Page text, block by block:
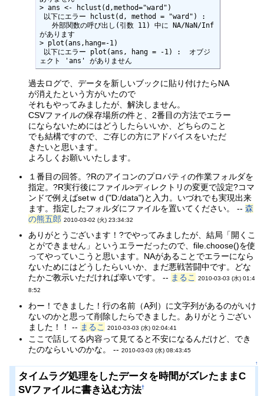
> ans <- hclust(d,method="ward")
があります
> plot(ans,hang=-1)
ェクト 'ans' がありません
過去ログで、データを新しいブックに貼り付けたらNA
が消えたという方がいたので
それもやってみましたが、解決しません。
CSVファイルの保存場所の件と、2番目の方法でエラー
にならないためにはどうしたらいいか、どちらのこと
でも結構ですので、ご存じの方にアドバイスをいただ
きたいと思います。
よろしくお願いいたします。
１番目の回答。?Rのアイコンのプロパティの作業フォルダを
指定。?R実行後にファイル>ディレクトリの変更で設定?コマ
ンドで例えばsetｗｄ("D:/data")と入力。いづれでも実現出来
ます。指定したフォルダにファイルを置いてください。 --森
の熊五郎 2010-03-02 (火) 23:34:32
ありがとうございます！?でやってみましたが、結局「開くこ
とができません」というエラーだったので、file.choose()を使
ってやっていこうと思います。NAがあることでエラーになら
ないためにはどうしたらいいか、まだ悪戦苦闘中です。どな
たかご教示いただければ幸いです。 -- まるこ
2010-03-03 (水) 01:4
8:52
わー！できました！行の名前（A列）に文字列があるのがいけ
ないのかと思って削除したらできました。ありがとうござい
ました！！ -- まるこ 2010-03-03 (水) 02:04:41
ここで話してる内容って見てると不安になるんだけど、でき
たのならいいのかな。 --2010-03-03 (水) 08:43:45
↑
タイムラグ処理をしたデータを時間がズレたままC
SVファイルに書き込む方法†